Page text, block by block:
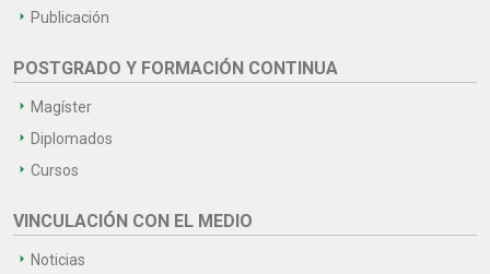
Publicación
POSTGRADO Y FORMACIÓN CONTINUA
Magíster
Diplomados
Cursos
VINCULACIÓN CON EL MEDIO
Noticias